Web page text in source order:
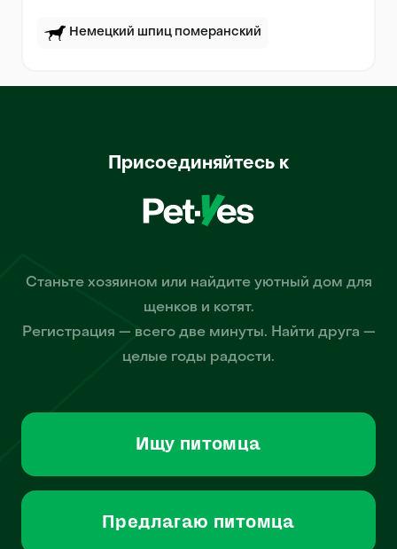
Немецкий шпиц померанский
Присоединяйтесь к
Станьте хозяином или найдите уютный дом для
щенков и котят.
Регистрация — всего две минуты. Найти друга —
целые годы радости.
Ищу питомца
Предлагаю питомца